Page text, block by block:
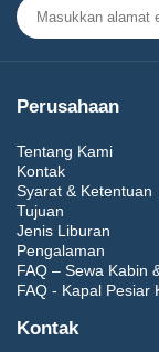
Perusahaan
Tentang Kami
Kontak
Syarat & Ketentuan
Tujuan
Jenis Liburan
Pengalaman
FAQ – Sewa Kabin
FAQ - Kapal Pesiar
Kontak